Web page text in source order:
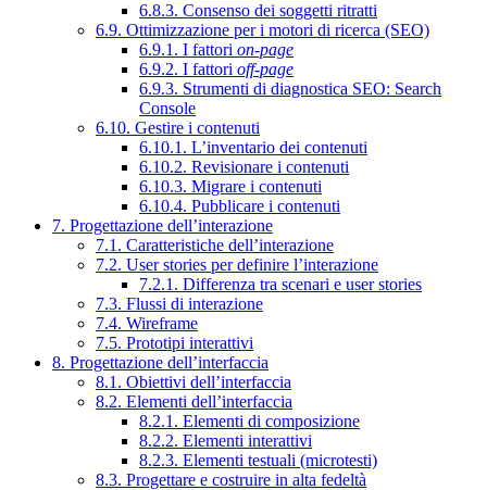
6.8.3. Consenso dei soggetti ritratti
6.9. Ottimizzazione per i motori di ricerca (SEO)
6.9.1. I fattori on-page
6.9.2. I fattori off-page
6.9.3. Strumenti di diagnostica SEO: Search
Console
6.10. Gestire i contenuti
6.10.1. L’inventario dei contenuti
6.10.2. Revisionare i contenuti
6.10.3. Migrare i contenuti
6.10.4. Pubblicare i contenuti
7. Progettazione dell’interazione
7.1. Caratteristiche dell’interazione
7.2. User stories per definire l’interazione
7.2.1. Differenza tra scenari e user stories
7.3. Flussi di interazione
7.4. Wireframe
7.5. Prototipi interattivi
8. Progettazione dell’interfaccia
8.1. Obiettivi dell’interfaccia
8.2. Elementi dell’interfaccia
8.2.1. Elementi di composizione
8.2.2. Elementi interattivi
8.2.3. Elementi testuali (microtesti)
8.3. Progettare e costruire in alta fedeltà